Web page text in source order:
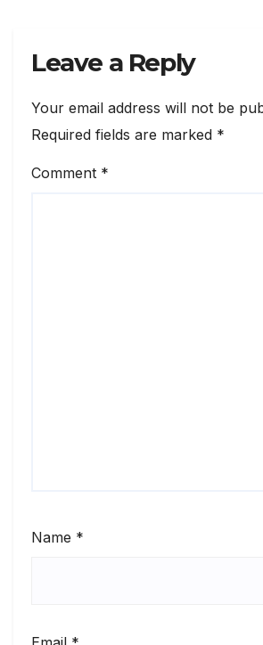
Leave a Reply
Your email address will not be
Required fields are marked *
Comment *
Name *